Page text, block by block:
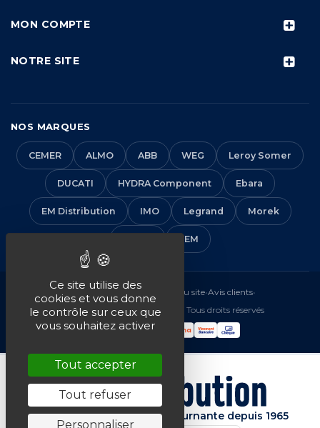
MON COMPTE
NOTRE SITE
NOS MARQUES
CEMER ALMO ABB WEG Leroy Somer
DUCATI HYDRA Component Ebara
EM Distribution IMO Legrand Morek
VEM
Mentions légales•CGV Plan du site•Avis clients•
© 2016-2026 EM Distribution - Tous droits réservés
Spécialiste de la machine tournante depuis 1965
Ce site utilise des
cookies et vous donne
le contrôle sur ceux que
vous souhaitez activer
Tout accepter
Tout refuser
Personnaliser